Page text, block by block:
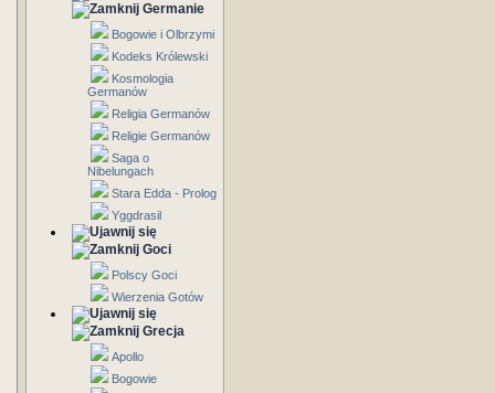
Germanie
Bogowie i Olbrzymi
Kodeks Królewski
Kosmologia
Germanów
Religia Germanów
Religie Germanów
Saga o
Nibelungach
Stara Edda - Prolog
Yggdrasil
Goci
Polscy Goci
Wierzenia Gotów
Grecja
Apollo
Bogowie